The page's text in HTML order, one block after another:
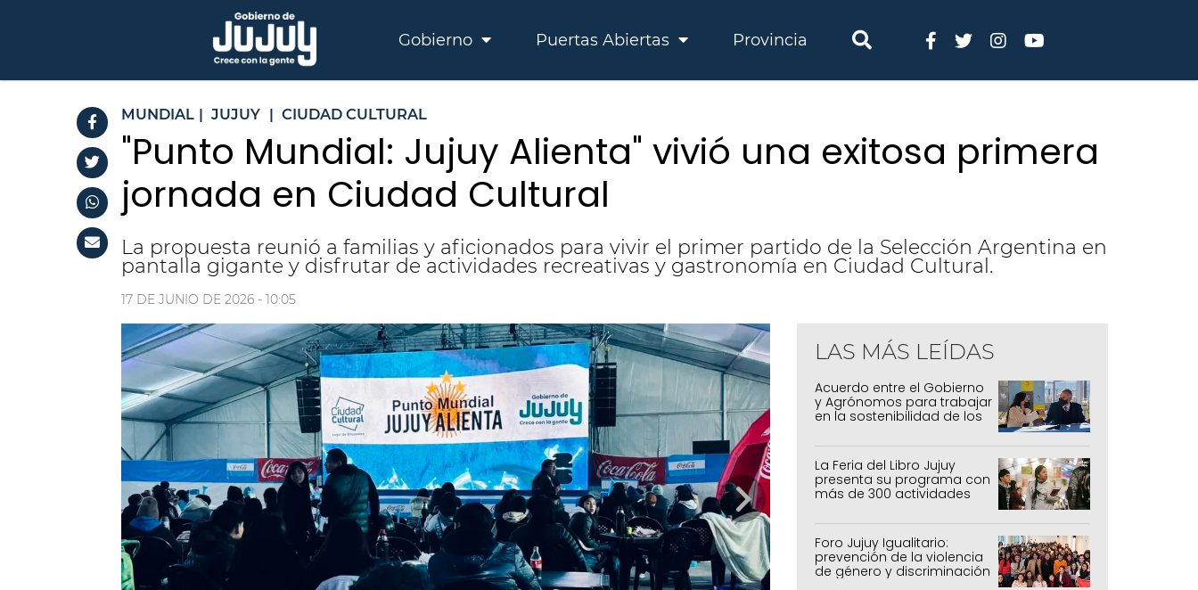
Gobierno Puertas Abiertas Provincia
MUNDIAL | JUJUY | CIUDAD CULTURAL
"Punto Mundial: Jujuy Alienta" vivió una exitosa primera
jornada en Ciudad Cultural
La propuesta reunió a familias y aficionados para vivir el primer partido de la Selección Argentina en
pantalla gigante y disfrutar de actividades recreativas y gastronomía en Ciudad Cultural.
17 DE JUNIO DE 2026 - 10:05
LAS MÁS LEÍDAS
Acuerdo entre el Gobierno
y Agrónomos para trabajar
en la sostenibilidad de los
agrícolas, pecuarios y
forestal
La Feria del Libro Jujuy
presenta su programa con
más de 300 actividades
Foro Jujuy Igualitario:
prevención de la violencia
de género y discriminación